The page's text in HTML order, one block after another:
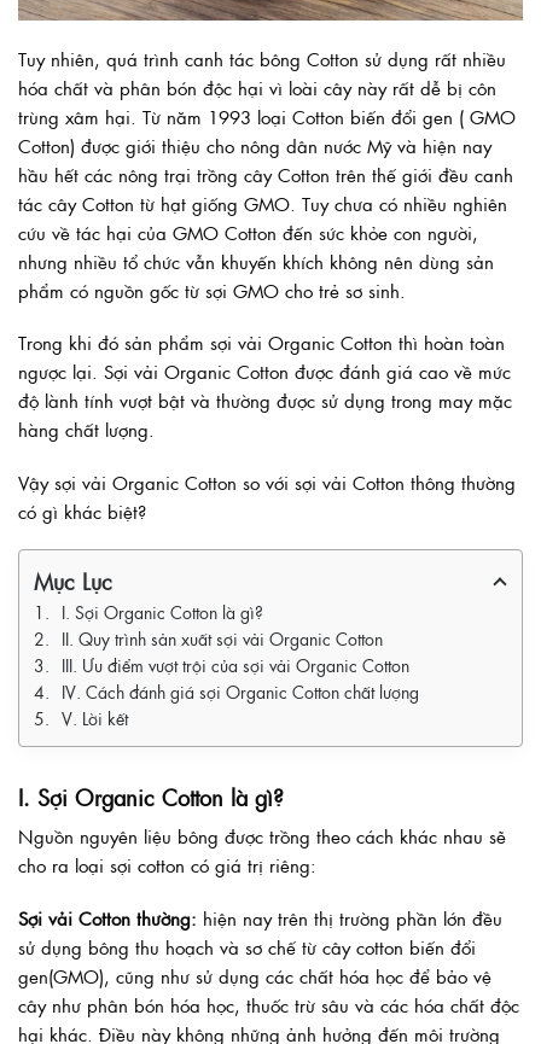
Tuy nhiên, quá trình canh tác bông Cotton sử dụng rất nhiều
hóa chất và phân bón độc hại vì loài cây này rất dễ bị côn
trùng xâm hại. Từ năm 1993 loại Cotton biến đổi gen ( GMO
Cotton) được giới thiệu cho nông dân nước Mỹ và hiện nay
hầu hết các nông trại trồng cây Cotton trên thế giới đều canh
tác cây Cotton từ hạt giống GMO. Tuy chưa có nhiều nghiên
cứu về tác hại của GMO Cotton đến sức khỏe con người,
nhưng nhiều tổ chức vẫn khuyến khích không nên dùng sản
phẩm có nguồn gốc từ sợi GMO cho trẻ sơ sinh.
Trong khi đó sản phẩm sợi vải Organic Cotton thì hoàn toàn
ngược lại. Sợi vải Organic Cotton được đánh giá cao về mức
độ lành tính vượt bật và thường được sử dụng trong may mặc
hàng chất lượng.
Vậy sợi vải Organic Cotton so với sợi vải Cotton thông thường
có gì khác biệt?
Mục Lục
I. Sợi Organic Cotton là gì?
II. Quy trình sản xuất sợi vải Organic Cotton
III. Ưu điểm vượt trội của sợi vải Organic Cotton
IV. Cách đánh giá sợi Organic Cotton chất lượng
V. Lời kết
I. Sợi Organic Cotton là gì?
Nguồn nguyên liệu bông được trồng theo cách khác nhau sẽ
cho ra loại sợi cotton có giá trị riêng:
Sợi vải Cotton thường: hiện nay trên thị trường phần lớn đều
sử dụng bông thu hoạch và sơ chế từ cây cotton biến đổi
gen(GMO), cũng như sử dụng các chất hóa học để bảo vệ
cây như phân bón hóa học, thuốc trừ sâu và các hóa chất độc
hại khác. Điều này không những ảnh hưởng đến môi trường